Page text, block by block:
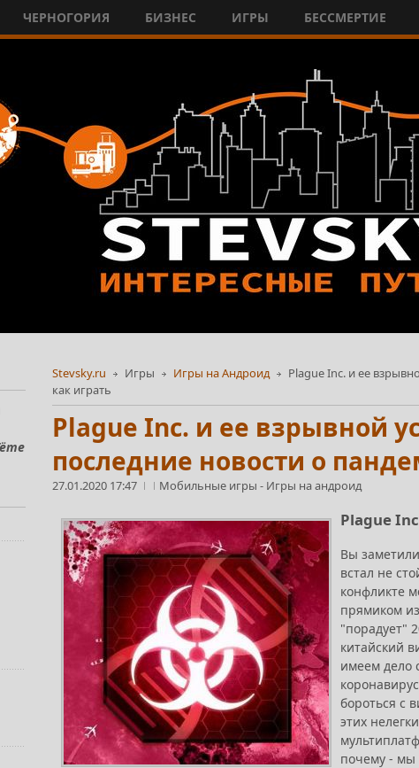
ЧЕРНОГОРИЯ БИЗНЕС ИГРЫ БЕССМЕРТИЕ
Stevsky.ru Игры Игры на Андроид
Plague Inc. и ее
как играть
Plague Inc. и ее взрывной
последние новости о
27.01.2020 17:47 Мобильные игры - Игры на андроид
Plague
Вы
встал не
конфликте
прямиком
"порадует"
китайский
имеем дело
бороться с
этих
почему - мы